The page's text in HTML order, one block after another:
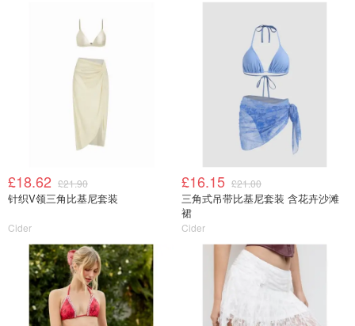
£18.62 £21.90
针织V领三角比基尼套装
Cider
£16.15 £21.00
三角式吊带比基尼套装 含花卉沙滩
裙
Cider